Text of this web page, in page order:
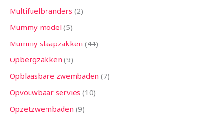
Multifuelbranders 2
Mummy model 5
Mummy slaapzakken 44
Opbergzakken 9
Opblaasbare zwembaden 7
Opvouwbaar servies 10
Opzetzwembaden 9